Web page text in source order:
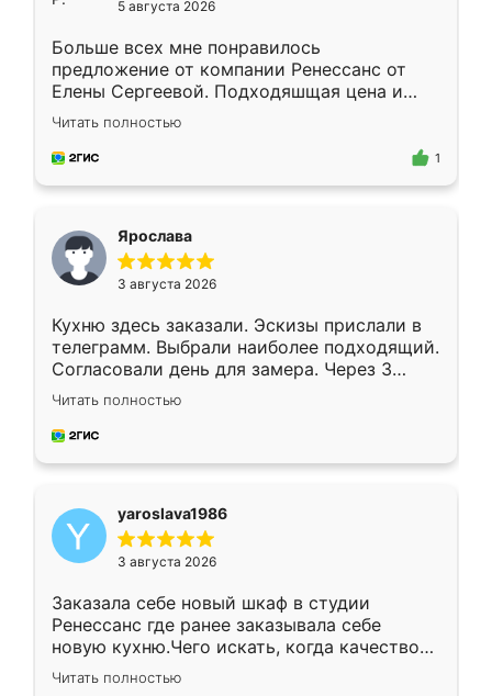
5 августа 2026
Больше всех мне понравилось
предложение от компании Ренессанс от
Елены Сергеевой. Подходяшщая цена и
короткие сроки изготовления. Приехавший
для замера сотрудник Владислав
предложил по моему эскизу самый
Читать полностью
1
Ярослава
3 августа 2026
Кухню здесь заказали. Эскизы прислали в
телеграмм. Выбрали наиболее подходящий.
Согласовали день для замера. Через 3
недели кухня была уже готова. Остались
довольны работой. Спасибо Ренессанс
мебель за качественную работу!
Читать полностью
yaroslava1986
3 августа 2026
Заказала себе новый шкаф в студии
Ренессанс где ранее заказывала себе
новую кухню.Чего искать, когда качеством
вполне довольна. Служит кухня уже почти
два года, нареканий нет.
Читать полностью